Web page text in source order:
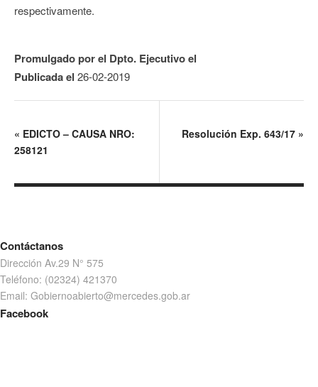
respectivamente.
Promulgado por el Dpto. Ejecutivo el
Publicada el 26-02-2019
« EDICTO – CAUSA NRO:
258121
Resolución Exp. 643/17 »
Contáctanos
Dirección Av.29 N° 575
Teléfono: (02324) 421370
Email: Gobiernoabierto@mercedes.gob.ar
Facebook